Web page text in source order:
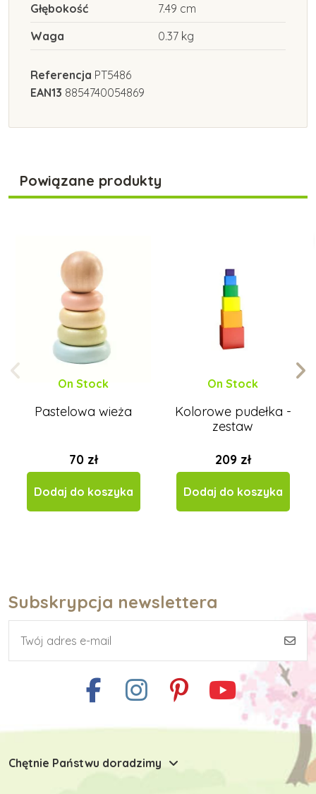
Głębokość
7.49 cm
Waga
0.37 kg
Referencja PT5486
EAN13 8854740054869
Powiązane produkty
On Stock
Pastelowa wieża
70 zł
Dodaj do koszyka
On Stock
Kolorowe pudełka -
zestaw
209 zł
Dodaj do koszyka
Subskrypcja newslettera
Chętnie Państwu doradzimy